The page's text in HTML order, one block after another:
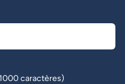
caractères)